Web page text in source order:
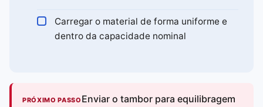
Carregar o material de forma uniforme e
dentro da capacidade nominal
PRÓXIMO PASSO Enviar o tambor para equilibragem